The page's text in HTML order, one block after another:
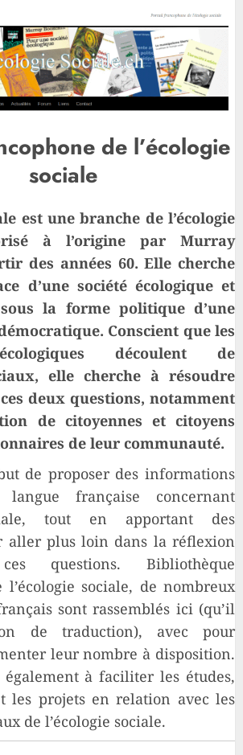
de l’écologie
sociale
est une branche de l’écologie
à l’origine par Murray
des années 60. Elle cherche
d’une société écologique et
la forme politique d’une
Conscient que les
découlent de
elle cherche à résoudre
deux questions, notamment
de citoyennes et citoyens
de leur communauté.
de proposer des informations
française concernant
tout en apportant des
aller plus loin dans la réflexion
questions. Bibliothèque
l’écologie sociale, de nombreux
sont rassemblés ici (qu’il
de traduction), avec pour
leur nombre à disposition.
à faciliter les études,
les projets en relation avec les
de l’écologie sociale.